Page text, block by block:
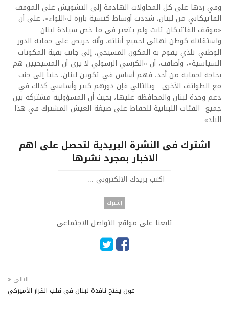
وفي ردها على كل المحاولات الهادفة إلى التشويش على الموقف
الفاتيكاني من لبنان، شددت أوساط كنسية بارزة لـ«اللواء»، على أن
«موقف الفاتيكان ثابت ولم يتغير في ما خص سيادة لبنان
واستقلاله كوطن نهائي لجميع أبنائه، وأنه حريص على حماية الدور
الوطني تلذي يقوم به المكون المسيحي، إلى جانب بقية المكونات
السياسية»، وأضافت، أن «الكرسي الرسولي لا يرى أن المسيحيين هم
بحاجة لحماية من أحد، فهم أساس في تكوين لبنان، جنباً إلى جنب
مع الطوائف الأخرى . وبالتالي فإن دورهم كبير وأساسي كذلك في
دعم وحدة لبنان والمحافظة عليها، بحيث أن المسؤولية مشتركة بين
جميع الفئات اللبنانية للحفاظ على صيغة العيش المشترك في هذا
البلد» .
اشترك فى النشرة البريدية لتحصل على اهم
الاخبار بمجرد نشرها
تابعنا على مواقع التواصل الاجتماعى
التالى
عون يفتح نافذة لبنان في قلب القرار الأميركي